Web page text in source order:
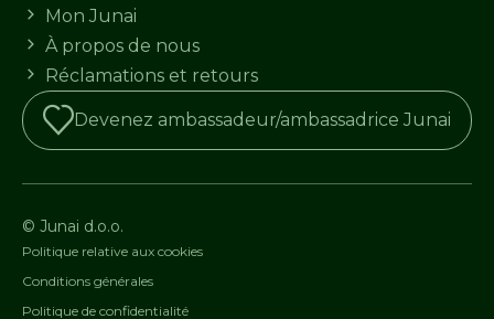
Mon Junai
À propos de nous
Réclamations et retours
Devenez ambassadeur/ambassadrice Junai
© Junai d.o.o.
Politique relative aux cookies
Conditions générales
Politique de confidentialité